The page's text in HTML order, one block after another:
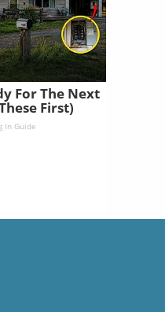
For The Next
First)
In Guide